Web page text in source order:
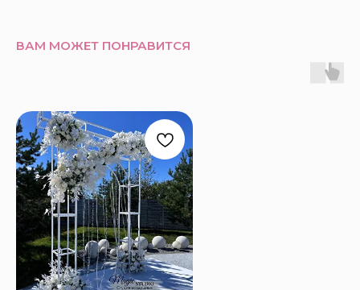
ВАМ МОЖЕТ ПОНРАВИТСЯ